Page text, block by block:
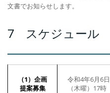
文書でお知らせします。
7 スケジュール
（1）企画
提案募集
令和4年6月6
（木曜）17時